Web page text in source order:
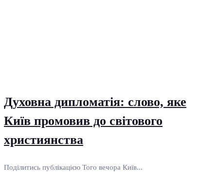
Духовна дипломатія: слово, яке
Київ промовив до світового
християнства
Поділитись публікацією Того вечора Київ...